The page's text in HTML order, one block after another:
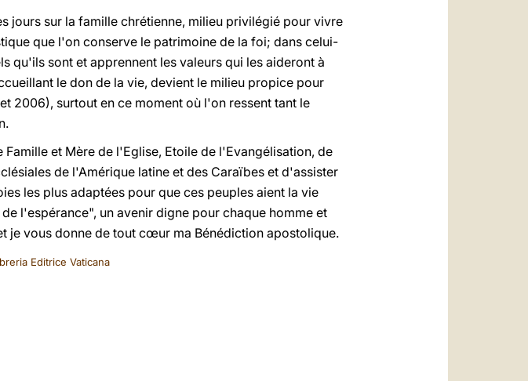
jours sur la famille chrétienne, milieu privilégié pour vivre
que l'on conserve le patrimoine de la foi; dans celui-
qu'ils sont et apprennent les valeurs qui les aideront à
le don de la vie, devient le milieu propice pour
2006), surtout en ce moment où l'on ressent tant le
et Mère de l'Eglise, Etoile de l'Evangélisation, de
de l'Amérique latine et des Caraïbes et d'assister
les plus adaptées pour que ces peuples aient la vie
l'espérance", un avenir digne pour chaque homme et
je vous donne de tout cœur ma Bénédiction apostolique.
Editrice Vaticana